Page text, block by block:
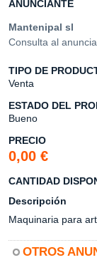
ANUNCIANTE
Mantenipal sl
Consulta al
TIPO DE
Venta
ESTADO DEL
Bueno
PRECIO
0,00 €
CANTIDAD
Descripción
Maquinaria para
OTROS